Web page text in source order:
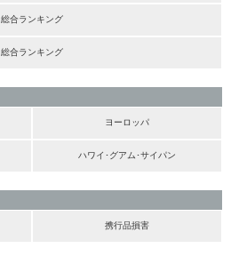
総合ランキング
総合ランキング
ヨーロッパ
ハワイ･グアム･サイパン
携行品損害